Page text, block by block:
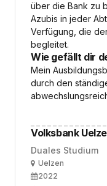
über die Bank zu
Azubis in jeder
Verfügung, die
begleitet.
Wie gefällt dir
Mein
durch den
Volksbank
Duales Studium
OrtUelzen
2022